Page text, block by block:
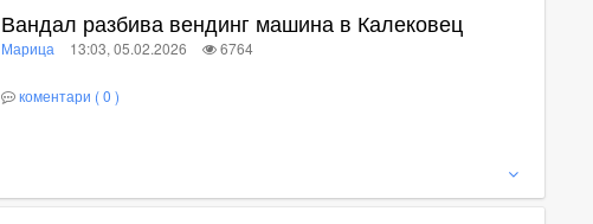
Вандал разбива вендинг машина в Калековец
Марица 13:03, 05.02.2026 6764
коментари ( 0 )